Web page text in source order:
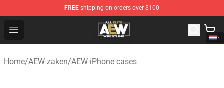
FREE shipping on orders over $100
Open menu
Aew Shop ⚡️ Official Aew Merchandise Store
Home/AEW-zaken/AEW iPhone cases